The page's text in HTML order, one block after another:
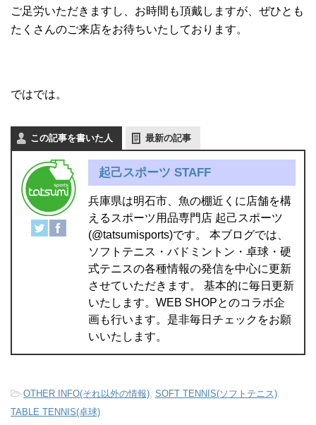
ご足労いただきますし、お時間も頂戴しますが、ぜひとも
たくさんのご来店をお待ちいたしております。
ではでは。
この記事を書いた人 最新の記事
起己スポーツ STAFF
兵庫県は明石市、魚の棚近くに店舗を構
えるスポーツ用品専門店 起己スポーツ
(@tatsumisports)です。 本ブログでは、
ソフトテニス・バドミントン・卓球・硬
式テニスの各種情報の発信を中心に更新
させていただきます。 基本的に毎日更新
いたします。WEB SHOPとのコラボ企
画も行います。是非毎日チェックをお願
いいたします。
-OTHER INFO(それ以外の情報), SOFT TENNIS(ソフトテニス),
TABLE TENNIS(卓球)